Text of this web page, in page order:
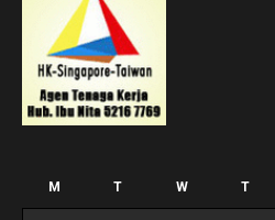
M T W T